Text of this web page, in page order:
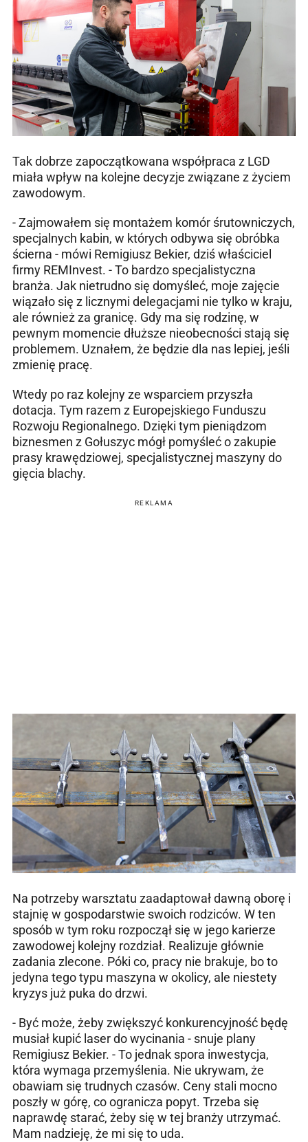
Tak dobrze zapoczątkowana współpraca z LGD
miała wpływ na kolejne decyzje związane z życiem
zawodowym.
- Zajmowałem się montażem komór śrutowniczych,
specjalnych kabin, w których odbywa się obróbka
ścierna - mówi Remigiusz Bekier, dziś właściciel
firmy REMInvest. - To bardzo specjalistyczna
branża. Jak nietrudno się domyśleć, moje zajęcie
wiązało się z licznymi delegacjami nie tylko w kraju,
ale również za granicę. Gdy ma się rodzinę, w
pewnym momencie dłuższe nieobecności stają się
problemem. Uznałem, że będzie dla nas lepiej, jeśli
zmienię pracę.
Wtedy po raz kolejny ze wsparciem przyszła
dotacja. Tym razem z Europejskiego Funduszu
Rozwoju Regionalnego. Dzięki tym pieniądzom
biznesmen z Gołuszyc mógł pomyśleć o zakupie
prasy krawędziowej, specjalistycznej maszyny do
gięcia blachy.
REKLAMA
Na potrzeby warsztatu zaadaptował dawną oborę i
stajnię w gospodarstwie swoich rodziców. W ten
sposób w tym roku rozpoczął się w jego karierze
zawodowej kolejny rozdział. Realizuje głównie
zadania zlecone. Póki co, pracy nie brakuje, bo to
jedyna tego typu maszyna w okolicy, ale niestety
kryzys już puka do drzwi.
- Być może, żeby zwiększyć konkurencyjność będę
musiał kupić laser do wycinania - snuje plany
Remigiusz Bekier. - To jednak spora inwestycja,
która wymaga przemyślenia. Nie ukrywam, że
obawiam się trudnych czasów. Ceny stali mocno
poszły w górę, co ogranicza popyt. Trzeba się
naprawdę starać, żeby się w tej branży utrzymać.
Mam nadzieję, że mi się to uda.